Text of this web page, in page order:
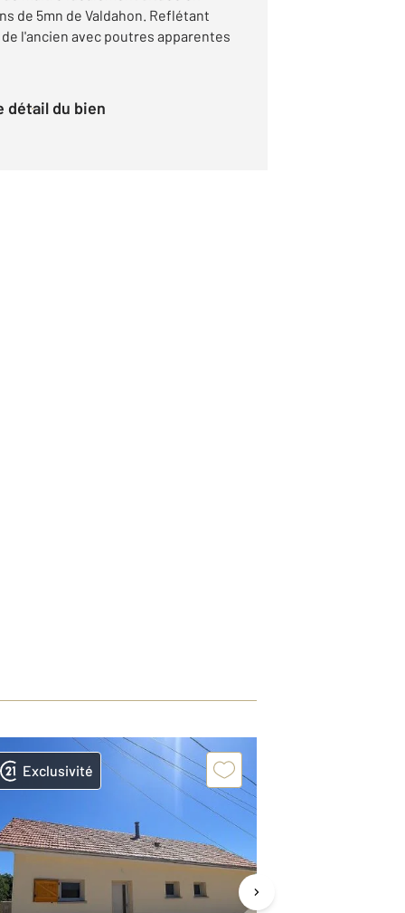
de 5mn de Valdahon. Reflétant
l'ancien avec poutres apparentes
détail du bien
Exclusivité